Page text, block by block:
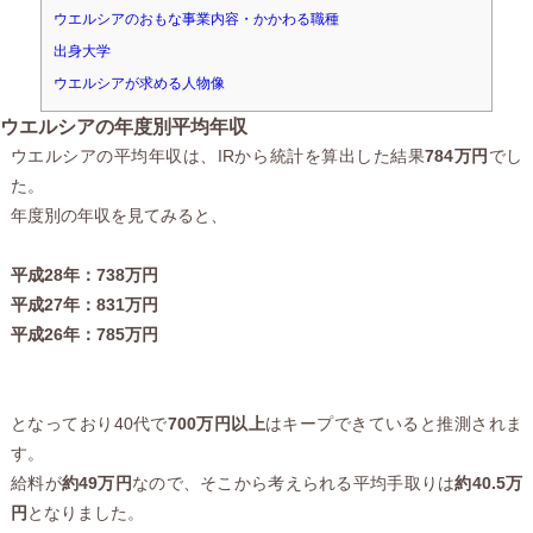
ウエルシアのおもな事業内容・かかわる職種
出身大学
ウエルシアが求める人物像
ウエルシアの年度別平均年収
ウエルシアの平均年収は、IRから統計を算出した結果784万円 でし
た。
年度別の年収を見てみると、
平成28年：738万円
平成27年：831万円
平成26年：785万円
となっており40代で700万円以上はキープできていると推測されま
す。
給料が約49万円なので、そこから考えられる平均手取りは約40.5万
円 となりました。